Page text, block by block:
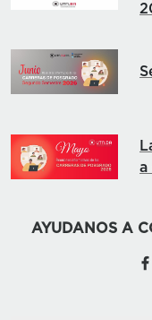
a
AYUDANOS A